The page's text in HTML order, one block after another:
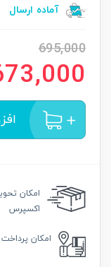
آماده ارسال
695,000
امکان
اکسپرس
امکان